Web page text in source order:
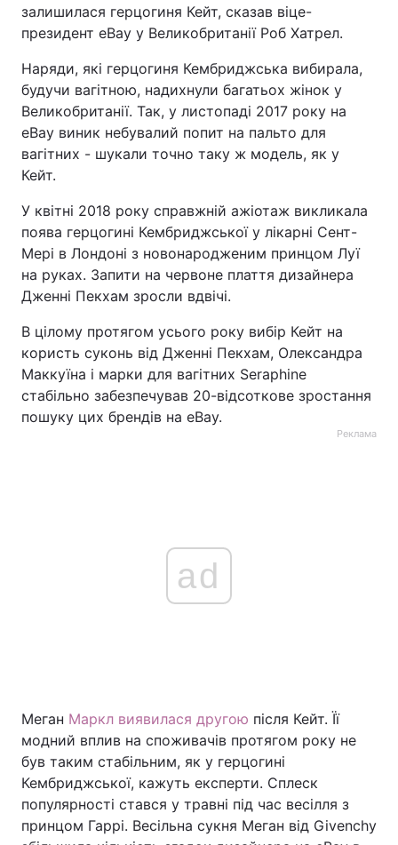
Тема оформлення
залишилася герцогиня Кейт, сказав віце-
президент eBay у Великобританії Роб Хатрел.
Наряди, які герцогиня Кембриджська вибирала,
будучи вагітною, надихнули багатьох жінок у
Великобританії. Так, у листопаді 2017 року на
eBay виник небувалий попит на пальто для
вагітних - шукали точно таку ж модель, як у
Кейт.
У квітні 2018 року справжній ажіотаж викликала
поява герцогині Кембриджської у лікарні Сент-
Мері в Лондоні з новонародженим принцом Луї
на руках. Запити на червоне плаття дизайнера
Дженні Пекхам зросли вдвічі.
В цілому протягом усього року вибір Кейт на
користь суконь від Дженні Пекхам, Олександра
Маккуїна і марки для вагітних Seraphine
стабільно забезпечував 20-відсоткове зростання
пошуку цих брендів на eBay.
Реклама
ad
Меган Маркл виявилася другою після Кейт. Її
модний вплив на споживачів протягом року не
був таким стабільним, як у герцогині
Кембриджської, кажуть експерти. Сплеск
популярності стався у травні під час весілля з
принцом Гаррі. Весільна сукня Меган від Givenchy